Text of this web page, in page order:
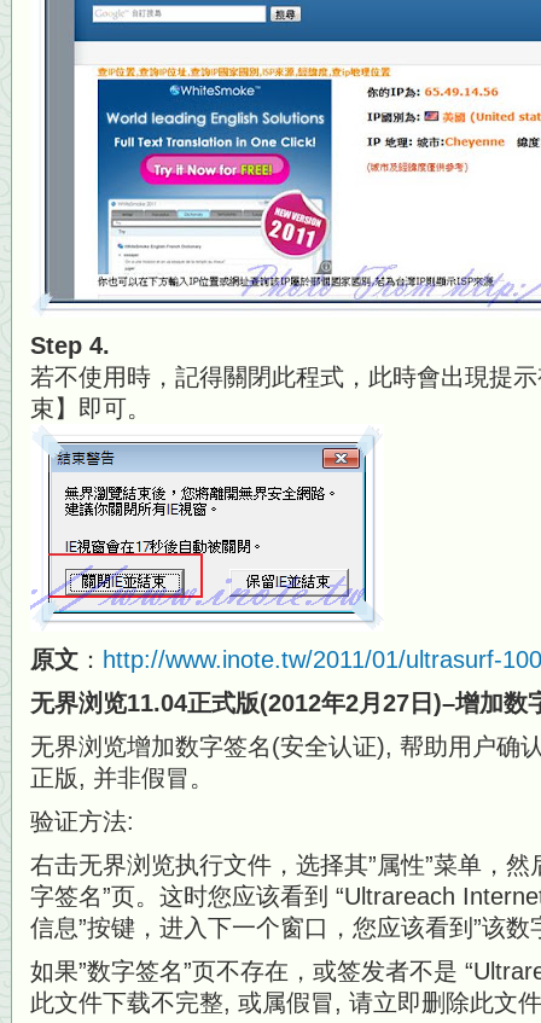
Step 4.
若不使用時，記得關閉此程式，此時會出現提
束】即可。
原文 ： http://www.inote.tw/2011/01/ultrasurf-
无界浏览11.04正式版(2012年2月27日)–增加数
无界浏览增加数字签名(安全认证), 帮助用户确
正版, 并非假冒。
验证方法:
右击无界浏览执行文件，选择其”属性”菜单，
字签名”页。这时您应该看到 “Ultrareach
信息”按键，进入下一个窗口，您应该看到”该数
如果”数字签名”页不存在，或签发者不是
此文件下载不完整, 或属假冒, 请立即删除此文